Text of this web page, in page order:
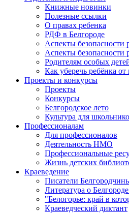
Книжные новинки
Полезные ссылки
О правах ребенка
РДФ в Белгороде
Аспекты безопасности
Аспекты безопасности
Родителям особых
Как уберечь ребёнка от
Проекты и конкурсы
Проекты
Конкурсы
Белгородское лето
Культура для
Профессионалам
Для профессионалов
Деятельность НМО
Профессиональные
Жизнь детских
Краеведение
Писатели
Литература о
"Белогорье: край в
Краеведческий диктант